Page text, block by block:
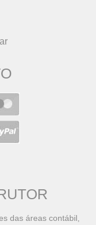
das áreas contábil,